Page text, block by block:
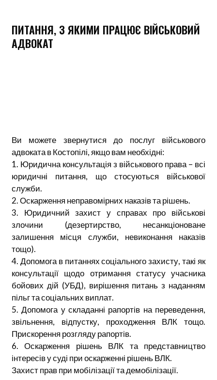
ПИТАННЯ, З ЯКИМИ ПРАЦЮЄ ВІЙСЬКОВИЙ
АДВОКАТ
Ви можете звернутися до послуг військового
адвоката в Костопілі, якщо вам необхідні:
1. Юридична консультація з військового права – всі
юридичні питання, що стосуються військової
служби.
2. Оскарження неправомірних наказів та рішень.
3. Юридичний захист у справах про військові
злочини (дезертирство, несанкціоноване
залишення місця служби, невиконання наказів
тощо).
4. Допомога в питаннях соціального захисту, такі як
консультації щодо отримання статусу учасника
бойових дій (УБД), вирішення питань з наданням
пільг та соціальних виплат.
5. Допомога у складанні рапортів на переведення,
звільнення, відпустку, проходження ВЛК тощо.
Прискорення розгляду рапортів.
6. Оскарження рішень ВЛК та представництво
інтересів у суді при оскарженні рішень ВЛК.
Захист прав при мобілізації та демобілізації.